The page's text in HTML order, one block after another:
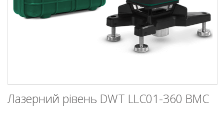
Лазерний рівень DWT LLC01-360 BMC